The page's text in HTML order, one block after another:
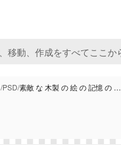
/PSD/素敵 な 木製 の 絵 の 記憶 の …